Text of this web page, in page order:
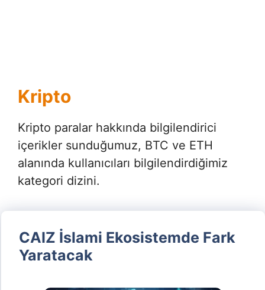
Kripto
Kripto paralar hakkında bilgilendirici
içerikler sunduğumuz, BTC ve ETH
alanında kullanıcıları bilgilendirdiğimiz
kategori dizini.
CAIZ İslami Ekosistemde Fark
Yaratacak